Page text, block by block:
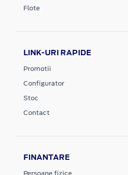
Flote
LINK-URI RAPIDE
Promotii
Configurator
Stoc
Contact
FINANTARE